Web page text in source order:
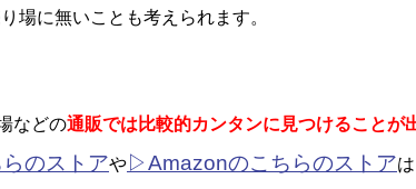
場に無いことも考えられます。
などの通販では比較的カンタンに見つけることが
のストアや▷Amazonのこちらのストアは